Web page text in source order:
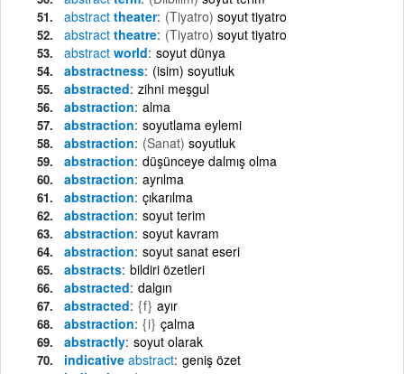
abstract theater (Tiyatro) soyut tiyatro
abstract theatre (Tiyatro) soyut tiyatro
abstract world soyut dünya
abstractness (isim) soyutluk
abstracted zihni meşgul
abstraction alma
abstraction soyutlama eylemi
abstraction (Sanat) soyutluk
abstraction düşünceye dalmış olma
abstraction ayrılma
abstraction çıkarılma
abstraction soyut terim
abstraction soyut kavram
abstraction soyut sanat eseri
abstracts bildiri özetleri
abstracted dalgın
abstracted {f} ayır
abstraction {i} çalma
abstractly soyut olarak
indicative abstract geniş özet